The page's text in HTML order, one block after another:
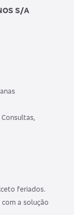
S/A
feriados.
a solução